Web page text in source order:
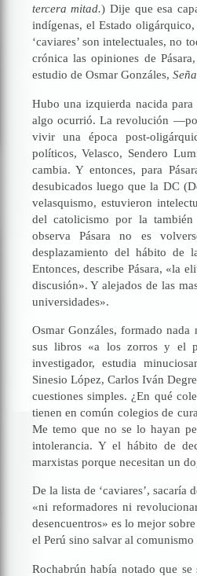
tercera mitad.) Dije que esa
indígenas, el Estado
‘caviares’ son intelectuales, no
crónica las opiniones de
estudio de Osmar Gonzáles,
Hubo una izquierda nacida
algo ocurrió. La revolución
vivir una época post-
políticos, Velasco, Sendero
cambia. Y entonces, para
desubicados luego que la DC
velasquismo, estuvieron
del catolicismo por la
observa Pásara no es
desplazamiento del hábito de
Entonces, describe Pásara, «la
discusión». Y alejados de las
universidades».
Osmar Gonzáles, formado
sus libros «a los zorros y el
investigador, estudia
Sinesio López, Carlos Iván
cuestiones simples. ¿En qué
tienen en común colegios de
Me temo que no se lo hayan
intolerancia. Y el hábito de
marxistas porque necesitan un
De la lista de ‘caviares’,
«ni reformadores ni
desencuentros» es lo mejor
el Perú sino salvar al
Rochabrún había notado que